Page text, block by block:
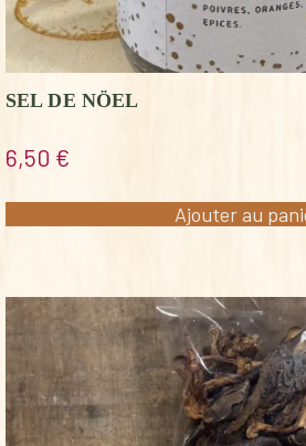
SEL DE NÖEL
6,50 €
Ajouter au